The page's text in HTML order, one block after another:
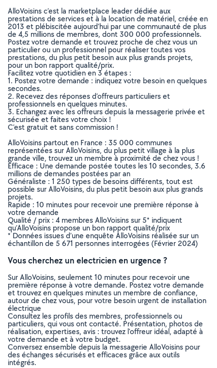
AlloVoisins c’est la marketplace leader dédiée aux
prestations de services et à la location de matériel, créée en
2013 et plébiscitée aujourd’hui par une communauté de plus
de 4,5 millions de membres, dont 300 000 professionnels.
Postez votre demande et trouvez proche de chez vous un
particulier ou un professionnel pour réaliser toutes vos
prestations, du plus petit besoin aux plus grands projets,
pour un bon rapport qualité/prix.
Facilitez votre quotidien en 3 étapes :
1. Postez votre demande : indiquez votre besoin en quelques
secondes.
2. Recevez des réponses d’offreurs particuliers et
professionnels en quelques minutes.
3. Echangez avec les offreurs depuis la messagerie privée et
sécurisée et faites votre choix !
C’est gratuit et sans commission !
AlloVoisins partout en France : 35 000 communes
représentées sur AlloVoisins, du plus petit village à la plus
grande ville, trouvez un membre à proximité de chez vous !
Efficace : Une demande postée toutes les 10 secondes, 3.6
millions de demandes postées par an
Généraliste : 1 250 types de besoins différents, tout est
possible sur AlloVoisins, du plus petit besoin aux plus grands
projets.
Rapide : 10 minutes pour recevoir une première réponse à
votre demande
Qualité / prix : 4 membres AlloVoisins sur 5* indiquent
qu’AlloVoisins propose un bon rapport qualité/prix
* Données issues d’une enquête AlloVoisins réalisée sur un
échantillon de 5 671 personnes interrogées (Février 2024)
Vous cherchez un electricien en urgence ?
Sur AlloVoisins, seulement 10 minutes pour recevoir une
première réponse à votre demande. Postez votre demande
et trouvez en quelques minutes un membre de confiance,
autour de chez vous, pour votre besoin urgent de installation
électrique
Consultez les profils des membres, professionnels ou
particuliers, qui vous ont contacté. Présentation, photos de
réalisation, expertises, avis : trouvez l'offreur idéal, adapté à
votre demande et à votre budget.
Conversez ensemble depuis la messagerie AlloVoisins pour
des échanges sécurisés et efficaces grâce aux outils
intégrés.